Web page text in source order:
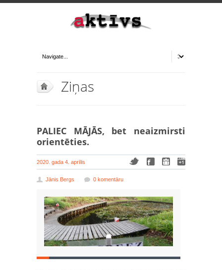
Ziņas
PALIEC MĀJĀS, bet neaizmirsti
orientēties.
2020. gada 4. aprīlis
Jānis Bergs 0 komentāru